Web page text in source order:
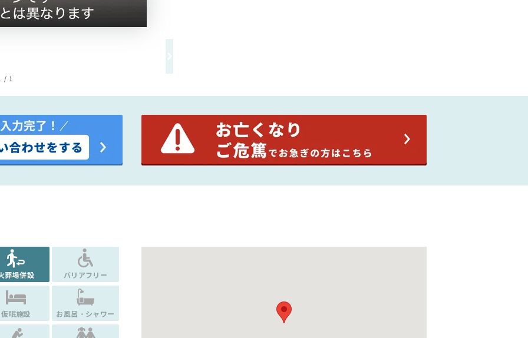
/ 1
葬場併設 バリアフリー
仮眠施設 お風呂・シャワー